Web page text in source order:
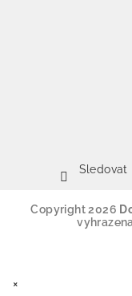
Sledovat
Copyright 2026
×